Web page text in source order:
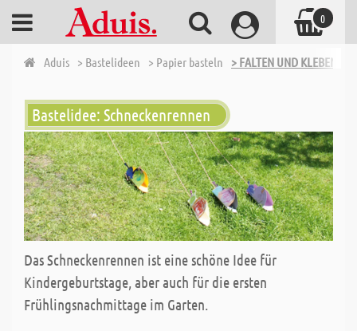
Aduis > Bastelideen > Papier basteln > FALTEN UND KLEBEN
Bastelidee: Schneckenrennen
Das Schneckenrennen ist eine schöne Idee für
Kindergeburtstage, aber auch für die ersten
Frühlingsnachmittage im Garten.
0